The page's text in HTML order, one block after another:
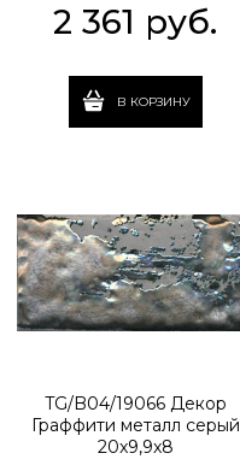
2 361 руб.
В КОРЗИНУ
TG/B04/19066 Декор
Граффити металл серый
20x9,9x8